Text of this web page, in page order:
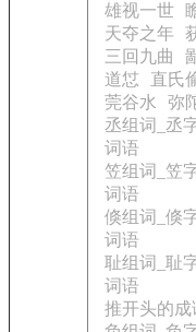
雄视一世
天夺之年
三回九曲
道怤
直氏
莞谷水
弥
丞组词_丞
词语
笠组词_笠
词语
倏组词_倏
词语
耻组词_耻
词语
推开头的